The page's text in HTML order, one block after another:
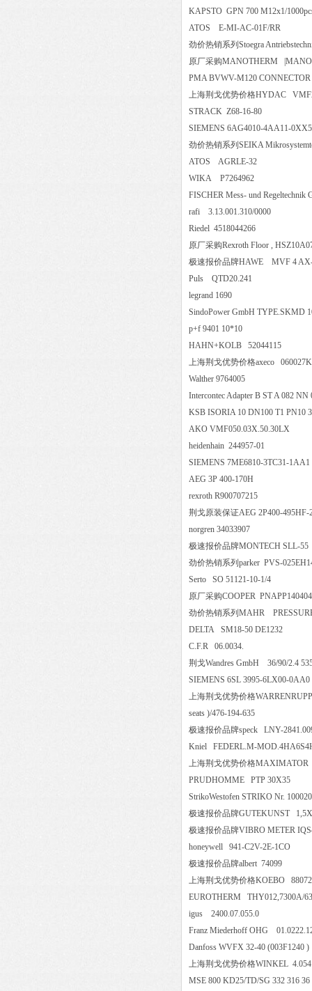
KAPSTO GPN 700 M12x1/
ATOS E-MI-AC-01F/RR
劲价热销系列Stoegra
原厂采购MANOTHERM
PMA BVWV-M120
上海荆戈优势价格HYDAC
STRACK Z68-16-80
SIEMENS 6AG4010-4AA11-
劲价热销系列SEIKA
ATOS AGRLE-32
WIKA P7264962
FISCHER Mess- und
rafi 3.13.001.310/0000
Riedel 4518044266
原厂采购Rexroth Floor ,
极速报价品牌HAWE MVF
Puls QTD20.241
legrand 1690
SindoPower GmbH
p+f 9401 10*10
HAHN+KOLB 52044115
上海荆戈优势价格axeco
Walther 9764005
Intercontec Adapter B ST A
KSB ISORIA 10 DN100 T1
AKO VMF050.03X.50.30LX
heidenhain 244957-01
SIEMENS 7ME6810-3TC31-
AEG 3P 400-170H
rexroth R900707215
荆戈原装保证AEG 2P400-
norgren 34033907
极速报价品牌MONTECH
劲价热销系列parker PVS-
Serto SO 51121-10-1/4
原厂采购COOPER
劲价热销系列MAHR
DELTA SM18-50 DE1232
C.F.R 06.0034.
荆戈Wandres GmbH 36/90/
SIEMENS 6SL 3995-6LX00-
上海荆戈优势价格
seats )/476-194-635
极速报价品牌speck LNY-
Kniel FEDERL.M-
上海荆戈优势价格
PRUDHOMME PTP 30X35
StrikoWestofen STRIKO Nr.
极速报价品牌GUTEKUNST
极速报价品牌VIBRO METER
honeywell 941-C2V-2E-1CO
极速报价品牌albert 74099
上海荆戈优势价格KOEBO
EUROTHERM
igus 2400.07.055.0
Franz Miederhoff OHG
Danfoss WVFX 32-40
上海荆戈优势价格WINKEL
MSE 800 KD25/TD/SG 332